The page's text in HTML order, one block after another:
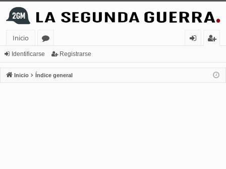
Inicio
or
os
nt
ifi
ist
ra
Identificarse Registrarse
Inicio Índice general